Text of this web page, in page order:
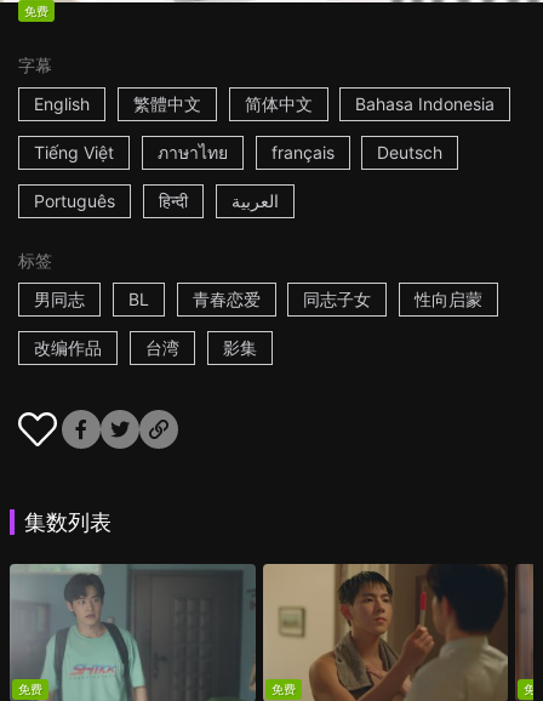
免费
字幕
English
繁體中文 简体中文 Bahasa Indonesia
Tiếng Việt ภาษาไทย français Deutsch
Português हिन्दी العربية
标签
男同志
BL 青春恋爱 同志子女 性向启蒙
改编作品 台湾 影集
集数列表
免费 免费 免